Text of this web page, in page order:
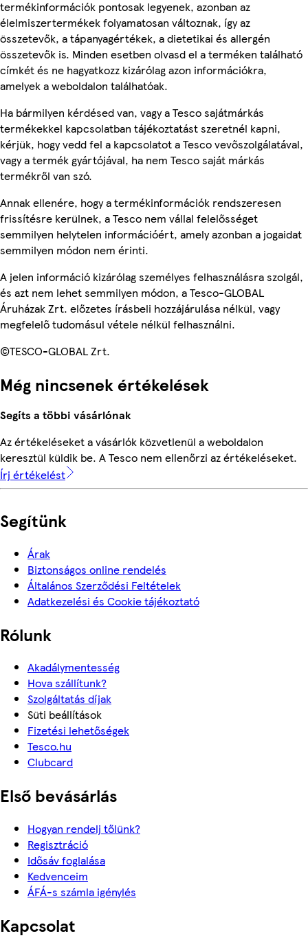
termékinformációk pontosak legyenek, azonban az
élelmiszertermékek folyamatosan változnak, így az
összetevők, a tápanyagértékek, a dietetikai és allergén
összetevők is. Minden esetben olvasd el a terméken található
címkét és ne hagyatkozz kizárólag azon információkra,
amelyek a weboldalon találhatóak.
Ha bármilyen kérdésed van, vagy a Tesco sajátmárkás
termékekkel kapcsolatban tájékoztatást szeretnél kapni,
kérjük, hogy vedd fel a kapcsolatot a Tesco vevőszolgálatával,
vagy a termék gyártójával, ha nem Tesco saját márkás
termékről van szó.
Annak ellenére, hogy a termékinformációk rendszeresen
frissítésre kerülnek, a Tesco nem vállal felelősséget
semmilyen helytelen információért, amely azonban a jogaidat
semmilyen módon nem érinti.
A jelen információ kizárólag személyes felhasználásra szolgál,
és azt nem lehet semmilyen módon, a Tesco-GLOBAL
Áruházak Zrt. előzetes írásbeli hozzájárulása nélkül, vagy
megfelelő tudomásul vétele nélkül felhasználni.
©TESCO-GLOBAL Zrt.
Még nincsenek értékelések
Segíts a többi vásárlónak
Az értékeléseket a vásárlók közvetlenül a weboldalon
keresztül küldik be. A Tesco nem ellenőrzi az értékeléseket.
Írj értékelést
Segítünk
Árak
Biztonságos online rendelés
Általános Szerződési Feltételek
Adatkezelési és Cookie tájékoztató
Rólunk
Akadálymentesség
Hova szállítunk?
Szolgáltatás díjak
Süti beállítások
Fizetési lehetőségek
Tesco.hu
Clubcard
Első bevásárlás
Hogyan rendelj tőlünk?
Regisztráció
Idősáv foglalása
Kedvenceim
ÁFÁ-s számla igénylés
Kapcsolat